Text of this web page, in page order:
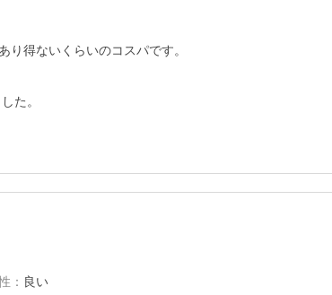
り得ないくらいのコスパです。
た。
： 良い